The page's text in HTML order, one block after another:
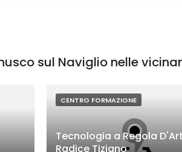
sul Naviglio nelle
CENTRO FORMAZIONE
Tecnologia a Regola
Radice Tiziano